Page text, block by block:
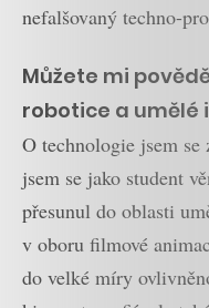
nefalšovaný techno-
Můžete mi
robotice a umělé
O technologie jsem
jsem se jako student
přesunul do oblasti
v oboru filmové
do velké míry